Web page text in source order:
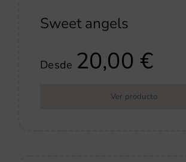
Sweet angels
Desde 20,00€
Ver producto